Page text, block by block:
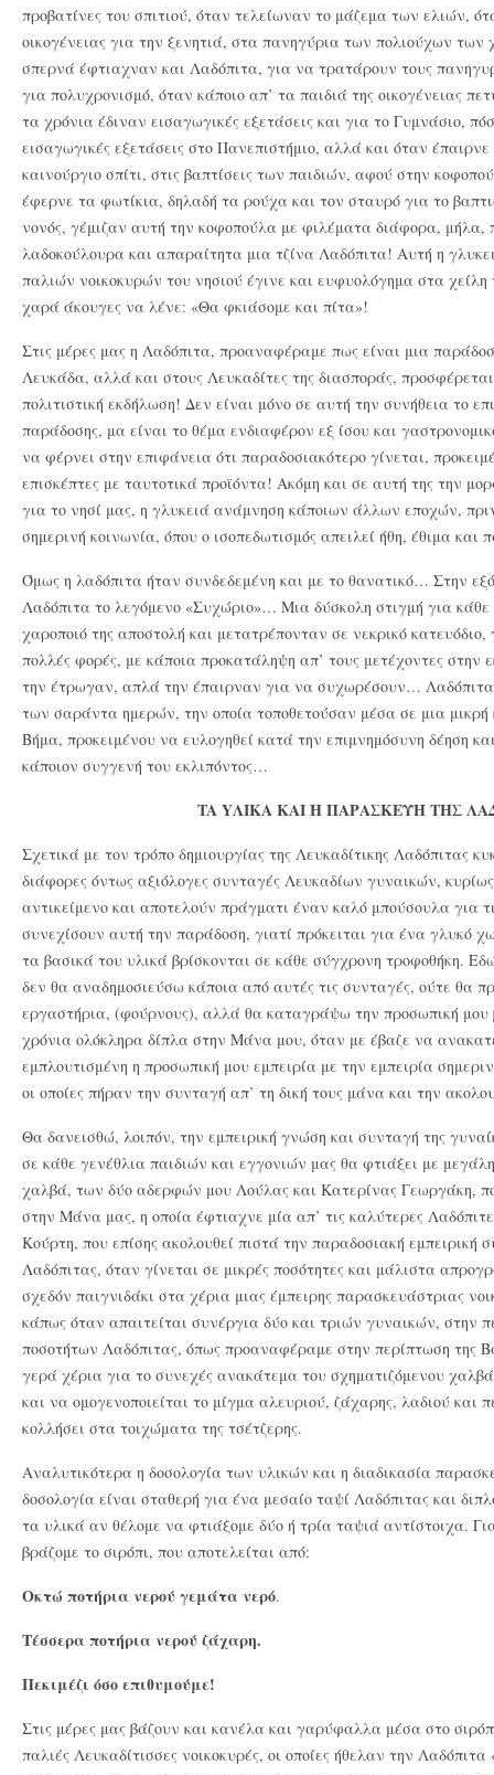
προβατίνες του σπιτιού, όταν τελείωναν το μάζεμα των ελιών,
οικογένειας για την ξενητιά, στα πανηγύρια των πολιούχων
σπερνά έφτιαχναν και Λαδόπιτα, για να τρατάρουν τους
για πολυχρονισμό, όταν κάποιο απ’ τα παιδιά της οικογένειας
τα χρόνια έδιναν εισαγωγικές εξετάσεις και για το Γυμνάσιο,
εισαγωγικές εξετάσεις στο Πανεπιστήμιο, αλλά και όταν
καινούργιο σπίτι, στις βαπτίσεις των παιδιών, αφού στην
έφερνε τα φωτίκια, δηλαδή τα ρούχα και τον σταυρό για το
νονός, γέμιζαν αυτή την κοφοπούλα με φιλέματα διάφορα,
λαδοκούλουρα και απαραίτητα μια τζίνα Λαδόπιτα! Αυτή η
παλιών νοικοκυρών του νησιού έγινε και ευφυολόγημα στα
χαρά άκουγες να λένε: «Θα φκιάσομε και πίτα»!
Στις μέρες μας η Λαδόπιτα, προαναφέραμε πως είναι μια
Λευκάδα, αλλά και στους Λευκαδίτες της διασποράς,
πολιτιστική εκδήλωση! Δεν είναι μόνο σε αυτή την συνήθεια το
παράδοσης, μα είναι το θέμα ενδιαφέρον εξ ίσου και
να φέρνει στην επιφάνεια ότι παραδοσιακότερο γίνεται,
επισκέπτες με ταυτοτικά προϊόντα! Ακόμη και σε αυτή της την
για το νησί μας, η γλυκειά ανάμνηση κάποιων άλλων εποχών,
σημερινή κοινωνία, όπου ο ισοπεδωτισμός απειλεί ήθη, έθιμα και
Όμως η λαδόπιτα ήταν συνδεδεμένη και με το θανατικό… Στην
Λαδόπιτα το λεγόμενο «Συχώριο»… Μια δύσκολη στιγμή για
χαροποιό της αποστολή και μετατρέπονταν σε νεκρικό
πολλές φορές, με κάποια προκατάληψη απ’ τους μετέχοντες στην
την έτρωγαν, απλά την έπαιρναν για να συχωρέσουν…
των σαράντα ημερών, την οποία τοποθετούσαν μέσα σε μια
Βήμα, προκειμένου να ευλογηθεί κατά την επιμνημόσυνη δέηση
κάποιον συγγενή του εκλιπόντος…
TA YΛΙΚΑ ΚΑΙ Η ΠΑΡΑΣΚΕΥΗ ΤΗΣ
Σχετικά με τον τρόπο δημιουργίας της Λευκαδίτικης Λαδόπιτας
διάφορες όντως αξιόλογες συνταγές Λευκαδίων γυναικών,
αντικείμενο και αποτελούν πράγματι έναν καλό μπούσουλα για
συνεχίσουν αυτή την παράδοση, γιατί πρόκειται για ένα γλυκό
τα βασικά του υλικά βρίσκονται σε κάθε σύγχρονη τροφοθήκη.
δεν θα αναδημοσιεύσω κάποια από αυτές τις συνταγές, ούτε θα
εργαστήρια, (φούρνους), αλλά θα καταγράψω την προσωπική μου
χρόνια ολόκληρα δίπλα στην Μάνα μου, όταν με έβαζε να
εμπλουτισμένη η προσωπική μου εμπειρία με την εμπειρία
οι οποίες πήραν την συνταγή απ’ τη δική τους μάνα και την
Θα δανεισθώ, λοιπόν, την εμπειρική γνώση και συνταγή της
σε κάθε γενέθλια παιδιών και εγγονιών μας θα φτιάξει με
χαλβά, των δύο αδερφών μου Λούλας και Κατερίνας Γεωργάκη,
στην Μάνα μας, η οποία έφτιαχνε μία απ’ τις καλύτερες
Κούρτη, που επίσης ακολουθεί πιστά την παραδοσιακή
Λαδόπιτας, όταν γίνεται σε μικρές ποσότητες και μάλιστα
σχεδόν παιγνιδάκι στα χέρια μιας έμπειρης παρασκευάστριας
κάπως όταν απαιτείται συνέργια δύο και τριών γυναικών, στην
ποσοτήτων Λαδόπιτας, όπως προαναφέραμε στην περίπτωση της
γερά χέρια για το συνεχές ανακάτεμα του σχηματιζόμενου
και να ομογενοποιείται το μίγμα αλευριού, ζάχαρης, λαδιού και
κολλήσει στα τοιχώματα της τσέτζερης.
Αναλυτικότερα η δοσολογία των υλικών και η διαδικασία
δοσολογία είναι σταθερή για ένα μεσαίο ταψί Λαδόπιτας και
τα υλικά αν θέλομε να φτιάξομε δύο ή τρία ταψιά αντίστοιχα.
βράζομε το σιρόπι, που αποτελείται από:
Oκτώ ποτήρια νερού γεμάτα νερό.
Τέσσερα ποτήρια νερού ζάχαρη.
Πεκιμέζι όσο επιθυμούμε!
Στις μέρες μας βάζουν και κανέλα και γαρύφαλλα μέσα στο
παλιές Λευκαδίτισσες νοικοκυρές, οι οποίες ήθελαν την